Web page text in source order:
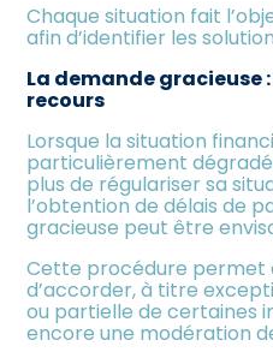
Chaque situation fait
afin d’identifier les
La demande gracieuse
recours
Lorsque la situation
particulièrement
plus de régulariser sa
l’obtention de délais de
gracieuse peut être
Cette procédure permet
d’accorder, à titre
ou partielle de certaines
encore une modération